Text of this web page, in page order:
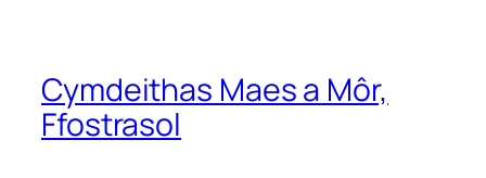
Cymdeithas Maes a Môr,
Ffostrasol